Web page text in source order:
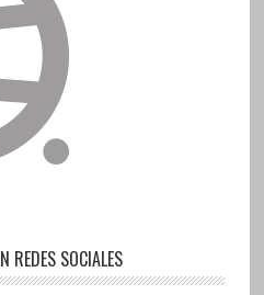
REDES SOCIALES